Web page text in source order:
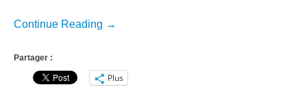
Continue Reading →
Partager :
Plus